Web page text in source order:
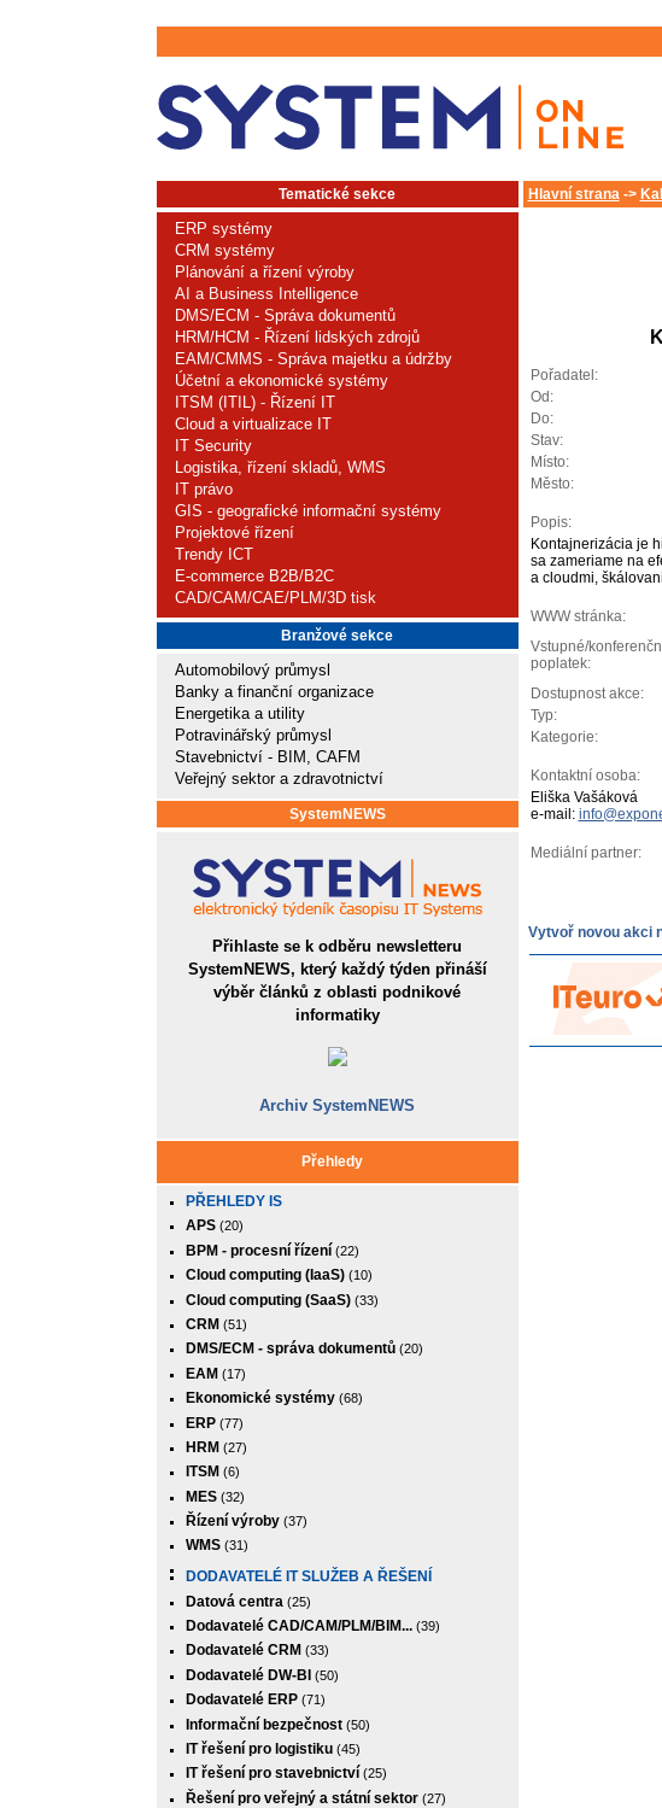
Tematické sekce
ERP systémy
CRM systémy
Plánování a řízení výroby
AI a Business Intelligence
DMS/ECM - Správa dokumentů
HRM/HCM - Řízení lidských zdrojů
EAM/CMMS - Správa majetku a údržby
Účetní a ekonomické systémy
ITSM (ITIL) - Řízení IT
Cloud a virtualizace IT
IT Security
Logistika, řízení skladů, WMS
IT právo
GIS - geografické informační systémy
Projektové řízení
Trendy ICT
E-commerce B2B/B2C
CAD/CAM/CAE/PLM/3D tisk
Branžové sekce
Automobilový průmysl
Banky a finanční organizace
Energetika a utility
Potravinářský průmysl
Stavebnictví - BIM, CAFM
Veřejný sektor a zdravotnictví
SystemNEWS
Přihlaste se k odběru newsletteru
SystemNEWS, který každý týden přináší
výběr článků z oblasti podnikové
informatiky
Archiv SystemNEWS
Přehledy
PŘEHLEDY IS
APS(20)
BPM - procesní řízení(22)
Cloud computing (IaaS)(10)
Cloud computing (SaaS)(33)
CRM (51)
DMS/ECM - správa dokumentů(20)
EAM (17)
Ekonomické systémy(68)
ERP(77)
HRM (27)
ITSM (6)
MES(32)
Řízení výroby(37)
WMS(31)
DODAVATELÉ IT SLUŽEB A ŘEŠENÍ
Datová centra (25)
Dodavatelé CAD/CAM/PLM/BIM...(39)
Dodavatelé CRM (33)
Dodavatelé DW-BI (50)
Dodavatelé ERP(71)
Informační bezpečnost(50)
IT řešení pro logistiku(45)
IT řešení pro stavebnictví(25)
Řešení pro veřejný a státní sektor(27)
Hlavní strana->
Pořadatel:
Od:
Do:
Stav:
Místo:
Město:
Popis:
Kontajnerizácia je
sa zameriame na
a cloudmi,
WWW stránka:
Vstupné/
poplatek:
Dostupnost akce:
Typ:
Kategorie:
Kontaktní osoba:
Eliška Vašáková
e-mail:
Mediální partner:
Vytvoř novou akci